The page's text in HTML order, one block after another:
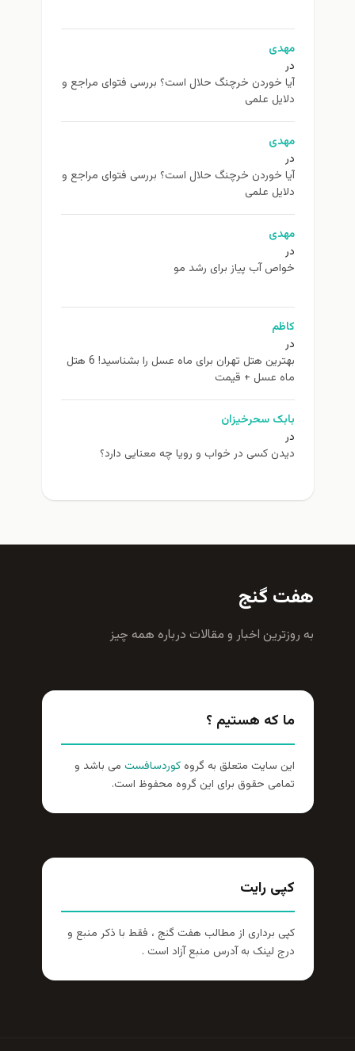
مهدی
در
آیا خوردن خرچنگ حلال است؟ بررسی فتوای مراجع و
دلایل علمی
مهدی
در
آیا خوردن خرچنگ حلال است؟ بررسی فتوای مراجع و
دلایل علمی
مهدی
در
خواص آب پیاز برای رشد مو
کاظم
در
بهترین هتل تهران برای ماه عسل را بشناسید! 6 هتل
ماه عسل + قیمت
بابک سحرخیزان
در
دیدن کسی در خواب و رویا چه معنایی دارد؟
هفت گنج
به روزترين اخبار و مقالات درباره همه چيز
ما که هستیم ؟
این سایت متعلق به گروهکوردسافست می باشد و
تمامی حقوق برای این گروه محفوظ است.
کپی رایت
کپی برداری از مطالب هفت گنج ، فقط با ذکر منبع و
درج لینک به آدرس منبع آزاد است .